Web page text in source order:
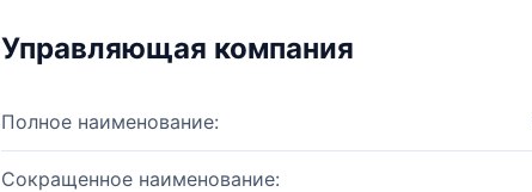
Управляющая компания
Полное наименование:
Сокращенное наименование: